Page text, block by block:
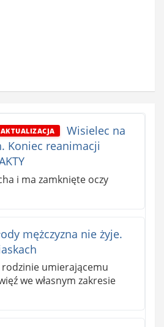
AKTUALIZACJA
Wisielec na
Koniec reanimacji
i ma zamknięte oczy
mężczyzna nie żyje.
rodzinie umierającemu
we własnym zakresie